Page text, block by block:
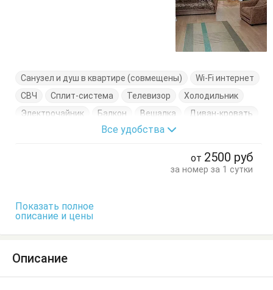
Санузел и душ в квартире (совмещены)
Wi-Fi интернет
СВЧ
Сплит-система Телевизор
Холодильник
Электрочайник
Балкон Вешалка
Диван-кровать
Кровать двуспальная Посуда
Все удобства
от 2500 руб
за номер за 1 сутки
Показать полное
описание и цены
Описание